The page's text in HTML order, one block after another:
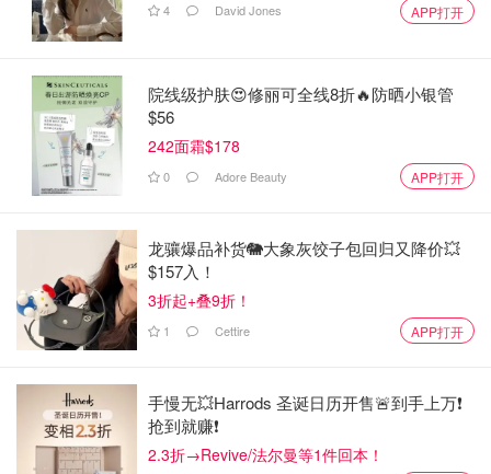
4 David Jones APP打开
院线级护肤😍修丽可全线8折🔥防晒小银管
$56
242面霜$178
0 Adore Beauty APP打开
龙骧爆品补货🐘大象灰饺子包回归又降价💥
$157入！
3折起+叠9折！
1 Cettire APP打开
手慢无💥Harrods 圣诞日历开售🚨到手上万❗️
抢到就赚❗️
2.3折→Revive/法尔曼等1件回本！